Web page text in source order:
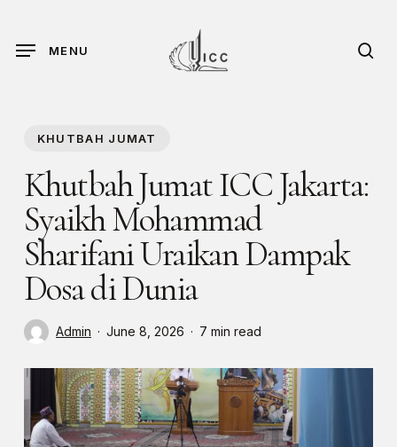
main
MENU
KHUTBAH JUMAT
Khutbah Jumat ICC Jakarta:
Syaikh Mohammad
Sharifani Uraikan Dampak
Dosa di Dunia
Admin June 8, 2026 7 min read